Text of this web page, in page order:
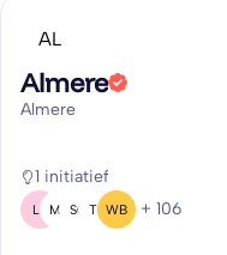
AL
Almere
Almere
1 initiatief
LB MV SG THWB + 106